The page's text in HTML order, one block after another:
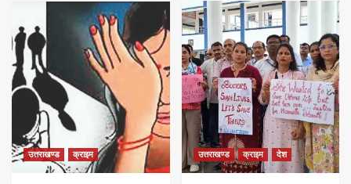
उत्तराखण्ड क्राइम उत्तराखण्ड क्राइम देश